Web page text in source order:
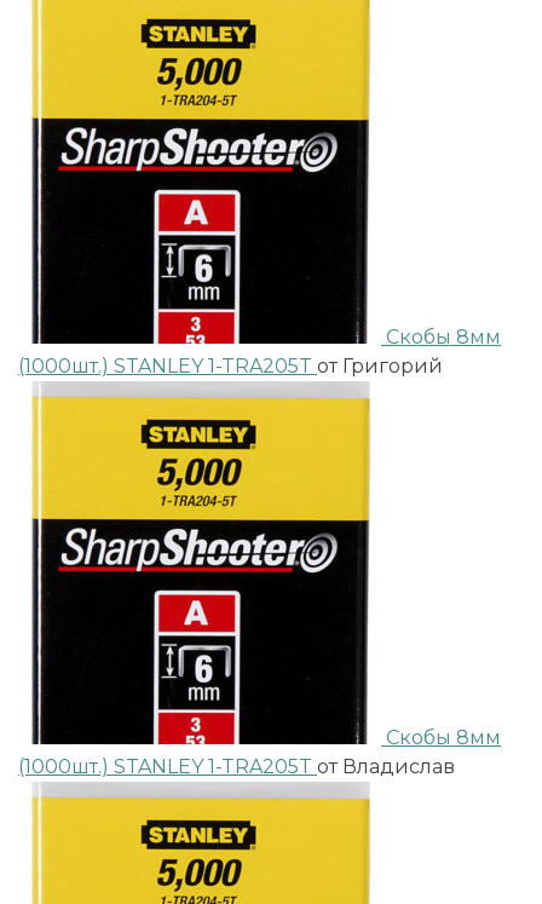
Скобы 8мм
(1000шт.) STANLEY 1-TRA205T от Григорий
Скобы 8мм
(1000шт.) STANLEY 1-TRA205T от Владислав